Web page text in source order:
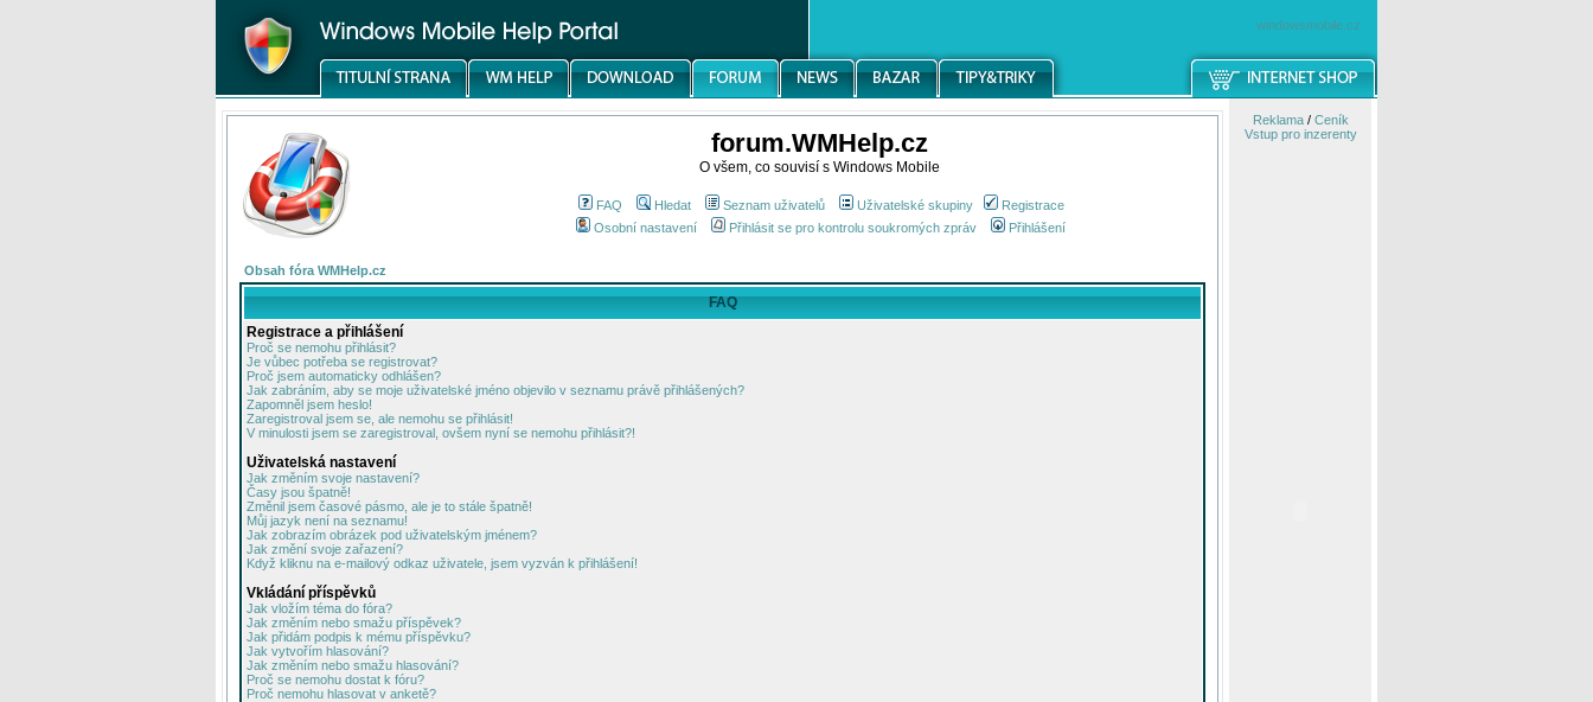
windowsmobile.cz
forum.WMHelp.cz
O všem, co souvisí s Windows Mobile
FAQ Hledat Seznam uživatelů Uživatelské skupiny
Registrace
Osobní nastavení
Přihlásit se pro kontrolu soukromých zpráv Přihlášení
Obsah fóra WMHelp.cz
FAQ
Registrace a přihlášení
Proč se nemohu přihlásit?
Je vůbec potřeba se registrovat?
Proč jsem automaticky odhlášen?
Jak zabráním, aby se moje uživatelské jméno objevilo v seznamu právě přihlášených?
Zapomněl jsem heslo!
Zaregistroval jsem se, ale nemohu se přihlásit!
V minulosti jsem se zaregistroval, ovšem nyní se nemohu přihlásit?!
Uživatelská nastavení
Jak změním svoje nastavení?
Časy jsou špatně!
Změnil jsem časové pásmo, ale je to stále špatně!
Můj jazyk není na seznamu!
Jak zobrazím obrázek pod uživatelským jménem?
Jak změní svoje zařazení?
Když kliknu na e-mailový odkaz uživatele, jsem vyzván k přihlášení!
Vkládání příspěvků
Jak vložím téma do fóra?
Jak změním nebo smažu příspěvek?
Jak přidám podpis k mému příspěvku?
Jak vytvořím hlasování?
Jak změním nebo smažu hlasování?
Proč se nemohu dostat k fóru?
Proč nemohu hlasovat v anketě?
Reklama/ Ceník
Vstup pro inzerenty